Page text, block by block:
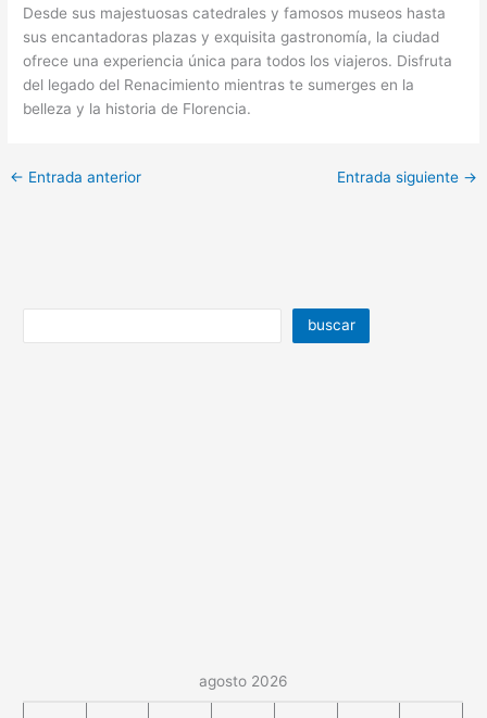
Desde sus majestuosas catedrales y famosos museos hasta
sus encantadoras plazas y exquisita gastronomía, la ciudad
ofrece una experiencia única para todos los viajeros. Disfruta
del legado del Renacimiento mientras te sumerges en la
belleza y la historia de Florencia.
← Entrada anterior Entrada siguiente →
buscar
agosto 2026